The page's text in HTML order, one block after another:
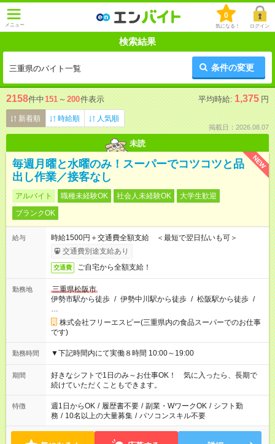
メニュー
0
気になる！ ログイン
検索結果
三重県のバイト一覧 条件の変更
2158件中151 ～ 200件表示 平均時給: 1,375 円
新着順 時給順 人気順
掲載日：2026.08.07
未読
NEW
毎週月曜と水曜のみ！スーパーでコツコツと品
出し作業／接客なし
アルバイト 職種未経験OK 社会人未経験OK
大学生歓迎
ブランクOK
給与
時給1500円＋交通費全額支給 ＜最短で翌日払いも可＞
交通費別途支給あり
交通費 ご自宅から全額支給！
勤務地
三重県松阪市
伊勢市駅から徒歩 / 伊勢中川駅から徒歩 / 松阪駅から徒歩 /
…
株式会社フリーエスピー(三重県内の食品スーパーでのお仕事
です)
勤務時間 ▼下記時間内にて実働８時間 10:00～19:00
期間
好きなシフトで1日のみ～お仕事OK！ 気に入ったら、長期で
続けていただくこともできます。
特徴 週1日からOK / 履歴書不要 / 副業・WワークOK / シフト勤
務 / 10名以上の大量募集 / パソコンスキル不要